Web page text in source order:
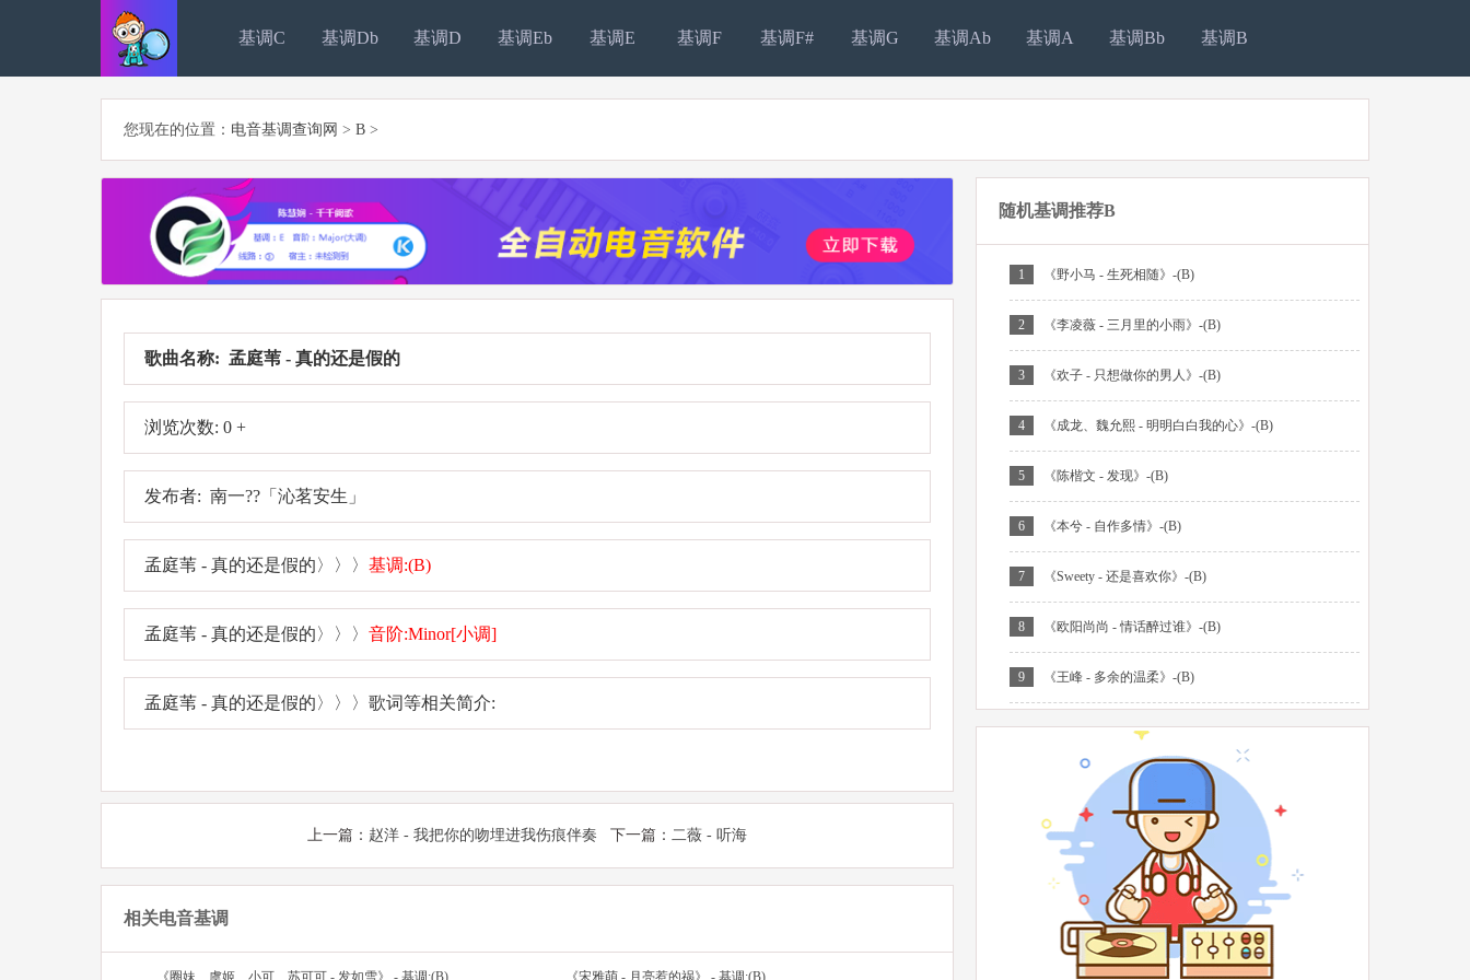
基调C 基调Db 基调D 基调Eb 基调E 基调F 基调F# 基调G 基调Ab 基调A 基调Bb 基调B
您现在的位置： 电音基调查询网 > B >
歌曲名称: 孟庭苇 - 真的还是假的
浏览次数: 0 +
发布者: 南一??「沁茗安生」
孟庭苇 - 真的还是假的〉〉〉 基调:(B)
孟庭苇 - 真的还是假的〉〉〉 音阶:Minor[小调]
孟庭苇 - 真的还是假的〉〉〉歌词等相关简介:
上一篇： 赵洋 - 我把你的吻埋进我伤痕伴奏 下一篇： 二薇 - 听海
相关电音基调
随机基调推荐B
1 《野小马 - 生死相随》-(B)
2 《李凌薇 - 三月里的小雨》-(B)
3 《欢子 - 只想做你的男人》-(B)
4 《成龙、魏允熙 - 明明白白我的心》-(B)
5 《陈楷文 - 发现》-(B)
6 《本兮 - 自作多情》-(B)
7 《Sweety - 还是喜欢你》-(B)
8 《欧阳尚尚 - 情话醉过谁》-(B)
9 《王峰 - 多余的温柔》-(B)